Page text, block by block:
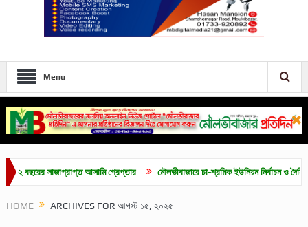
Menu
সাজাপ্রাপ্ত আসামি গ্রেপ্তার মৌলভীবাজারে চা-শ্রমিক ইউনিয়ন নির্বাচন ও দৈনিক ৫০০
HOME ARCHIVES FOR আগস্ট ১৫, ২০২৫